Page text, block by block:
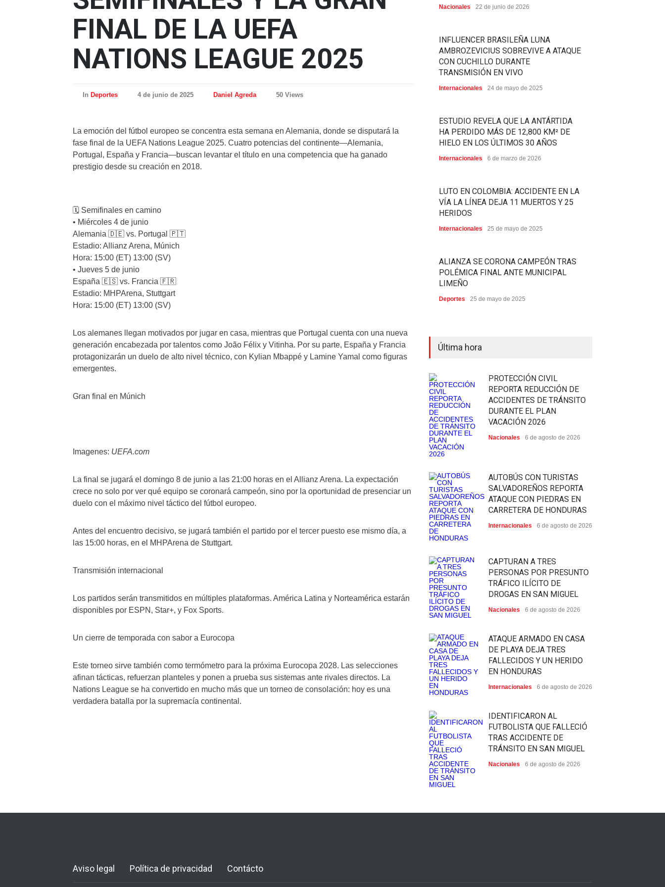
FINAL DE LA UEFA
NATIONS LEAGUE 2025
In Deportes 4 de junio de 2025 Daniel Agreda 50 Views
La emoción del fútbol europeo se concentra esta semana en Alemania, donde se disputará la
fase final de la UEFA Nations League 2025. Cuatro potencias del continente—Alemania,
Portugal, España y Francia—buscan levantar el título en una competencia que ha ganado
prestigio desde su creación en 2018.
🗓️ Semifinales en camino
• Miércoles 4 de junio
Alemania 🇩🇪 vs. Portugal 🇵🇹
Estadio: Allianz Arena, Múnich
Hora: 15:00 (ET) 13:00 (SV)
• Jueves 5 de junio
España 🇪🇸 vs. Francia 🇫🇷
Estadio: MHPArena, Stuttgart
Hora: 15:00 (ET) 13:00 (SV)
Los alemanes llegan motivados por jugar en casa, mientras que Portugal cuenta con una nueva
generación encabezada por talentos como João Félix y Vitinha. Por su parte, España y Francia
protagonizarán un duelo de alto nivel técnico, con Kylian Mbappé y Lamine Yamal como figuras
emergentes.
Gran final en Múnich
Imagenes: UEFA.com
La final se jugará el domingo 8 de junio a las 21:00 horas en el Allianz Arena. La expectación
crece no solo por ver qué equipo se coronará campeón, sino por la oportunidad de presenciar un
duelo con el máximo nivel táctico del fútbol europeo.
Antes del encuentro decisivo, se jugará también el partido por el tercer puesto ese mismo día, a
las 15:00 horas, en el MHPArena de Stuttgart.
Transmisión internacional
Los partidos serán transmitidos en múltiples plataformas. América Latina y Norteamérica estarán
disponibles por ESPN, Star+, y Fox Sports.
Un cierre de temporada con sabor a Eurocopa
Este torneo sirve también como termómetro para la próxima Eurocopa 2028. Las selecciones
afinan tácticas, refuerzan planteles y ponen a prueba sus sistemas ante rivales directos. La
Nations League se ha convertido en mucho más que un torneo de consolación: hoy es una
verdadera batalla por la supremacía continental.
Nacionales 22 de junio de 2026
INFLUENCER BRASILEÑA LUNA
AMBROZEVICIUS SOBREVIVE A ATAQUE
CON CUCHILLO DURANTE
TRANSMISIÓN EN VIVO
Internacionales 24 de mayo de 2025
ESTUDIO REVELA QUE LA ANTÁRTIDA
HA PERDIDO MÁS DE 12,800 KM² DE
HIELO EN LOS ÚLTIMOS 30 AÑOS
Internacionales 6 de marzo de 2026
LUTO EN COLOMBIA: ACCIDENTE EN LA
VÍA LA LÍNEA DEJA 11 MUERTOS Y 25
HERIDOS
Internacionales 25 de mayo de 2025
ALIANZA SE CORONA CAMPEÓN TRAS
POLÉMICA FINAL ANTE MUNICIPAL
LIMEÑO
Deportes 25 de mayo de 2025
Última hora
PROTECCIÓN CIVIL
REPORTA REDUCCIÓN DE
ACCIDENTES DE TRÁNSITO
DURANTE EL PLAN
VACACIÓN 2026
Nacionales 6 de agosto de 2026
AUTOBÚS CON TURISTAS
SALVADOREÑOS REPORTA
ATAQUE CON PIEDRAS EN
CARRETERA DE HONDURAS
Internacionales 6 de agosto de 2026
CAPTURAN A TRES
PERSONAS POR PRESUNTO
TRÁFICO ILÍCITO DE
DROGAS EN SAN MIGUEL
Nacionales 6 de agosto de 2026
ATAQUE ARMADO EN CASA
DE PLAYA DEJA TRES
FALLECIDOS Y UN HERIDO
EN HONDURAS
Internacionales 6 de agosto de 2026
IDENTIFICARON AL
FUTBOLISTA QUE FALLECIÓ
TRAS ACCIDENTE DE
TRÁNSITO EN SAN MIGUEL
Nacionales 6 de agosto de 2026
Aviso legal Política de privacidad Contácto